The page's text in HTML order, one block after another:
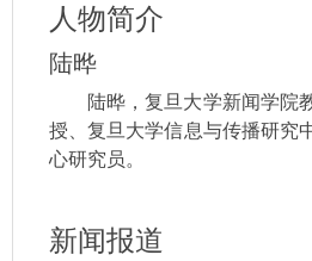
人物简介
陆晔
陆晔，复旦大学新闻学院
授、复旦大学信息与传播研究
心研究员。
新闻报道